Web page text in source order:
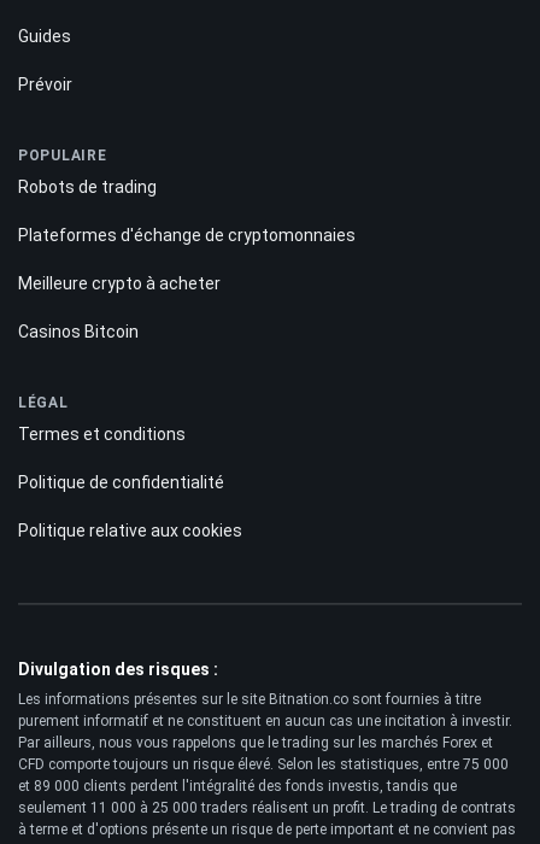
Guides
Prévoir
POPULAIRE
Robots de trading
Plateformes d'échange de cryptomonnaies
Meilleure crypto à acheter
Casinos Bitcoin
LÉGAL
Termes et conditions
Politique de confidentialité
Politique relative aux cookies
Divulgation des risques :
Les informations présentes sur le site Bitnation.co sont fournies à titre
purement informatif et ne constituent en aucun cas une incitation à investir.
Par ailleurs, nous vous rappelons que le trading sur les marchés Forex et
CFD comporte toujours un risque élevé. Selon les statistiques, entre 75 000
et 89 000 clients perdent l'intégralité des fonds investis, tandis que
seulement 11 000 à 25 000 traders réalisent un profit. Le trading de contrats
à terme et d'options présente un risque de perte important et ne convient pas